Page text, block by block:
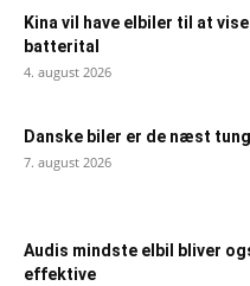
Kina vil have elbiler til at
batterital
4. august 2026
Danske biler er de næst
7. august 2026
Audis mindste elbil bliver
effektive